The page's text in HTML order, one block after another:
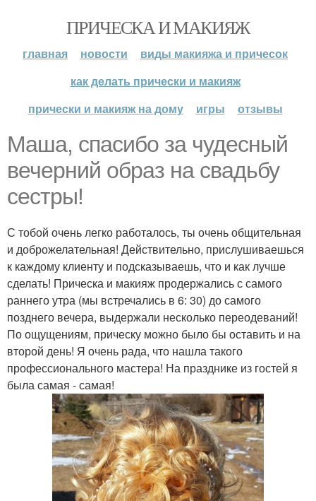
ПРИЧЕСКА И МАКИЯЖ
главная новости
виды макияжа и причесок
как делать прически и макияж
прически и макияж на дому
игры отзывы
Маша, спасибо за чудесный
вечерний образ на свадьбу
сестры!
С тобой очень легко работалось, ты очень общительная
и доброжелательная! Действительно, прислушиваешься
к каждому клиенту и подсказываешь, что и как лучше
сделать! Прическа и макияж продержались с самого
раннего утра (мы встречались в 6: 30) до самого
позднего вечера, выдержали несколько переодеваний!
По ощущениям, прическу можно было бы оставить и на
второй день! Я очень рада, что нашла такого
профессионального мастера! На празднике из гостей я
была самая - самая!